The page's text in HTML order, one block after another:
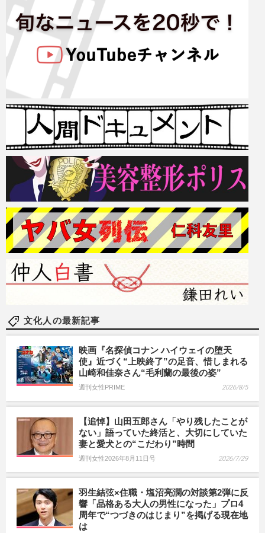
文化人の最新記事
映画『名探偵コナン ハイウェイの堕天
使』近づく“上映終了”の足音、惜しまれる
山崎和佳奈さん“毛利蘭の最後の姿”
週刊女性PRIME 2026/8/5
【追悼】山田五郎さん「やり残したことが
ない」語っていた終活と、大切にしていた
妻と愛犬との“こだわり”時間
週刊女性2026年8月11日号 2026/7/29
羽生結弦×住職・塩沼亮潤の対談第2弾に反
響「品格ある大人の男性になった」プロ4
周年で“つづきのはじまり”を掲げる現在地
は